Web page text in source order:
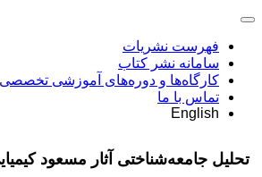
فهرست نشریات
سامانه نشر کتاب
کارگاه‌ها و دوره‌های آموزشی تخصصی
تماس با ما
English
تحلیل جامعه‌شناختی آثار مسعود